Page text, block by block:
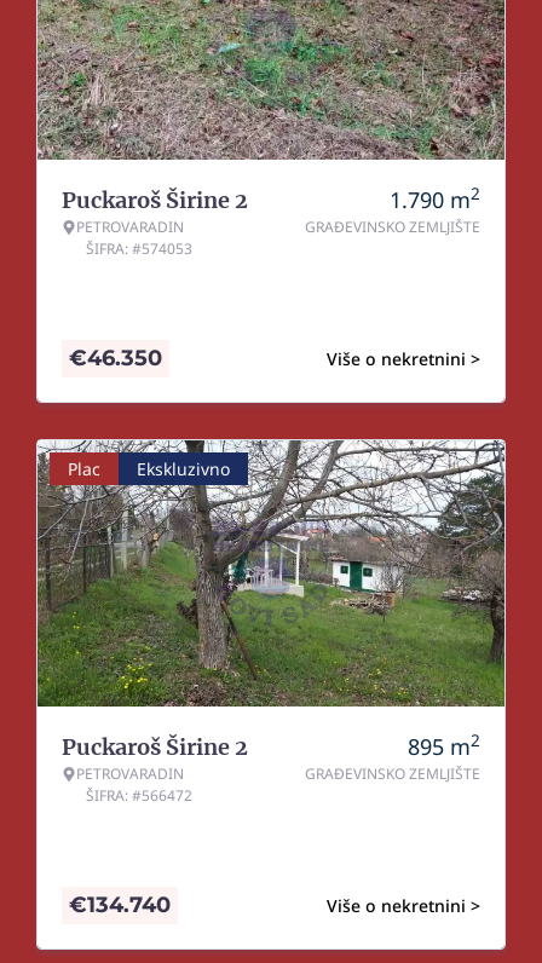
Puckaroš Širine 2
PETROVARADIN
ŠIFRA: #574053
1.790 m2
GRAĐEVINSKO ZEMLJIŠTE
Više o nekretnini >
€46.350
Plac Ekskluzivno
Puckaroš Širine 2
PETROVARADIN
ŠIFRA: #566472
895 m2
GRAĐEVINSKO ZEMLJIŠTE
Više o nekretnini >
€134.740